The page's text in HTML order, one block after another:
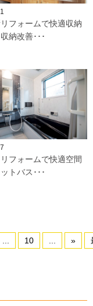
フォームで快適収納
納改善･･･
フォームで快適空間
トバス･･･
10 »